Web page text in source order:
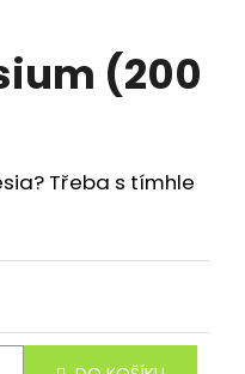
(200
Třeba s tímhle